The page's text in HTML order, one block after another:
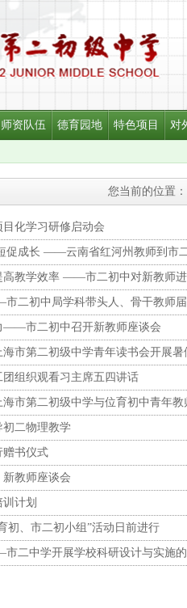
师资队伍 德育园地 特色项目 对
您当前的位置：
化学习研修启动会
促成长 ——云南省红河州教师到市
高教学效率 ——市二初中对新教师
二初中局学科带头人、骨干教师
——市二初中召开新教师座谈会
市第二初级中学青年读书会开展
组织观看习主席五四讲话
市第二初级中学与位育初中青年
初二物理教学
赠书仪式
教师座谈会
计划
初、市二初小组”活动日前进行
二中学开展学校科研设计与实施